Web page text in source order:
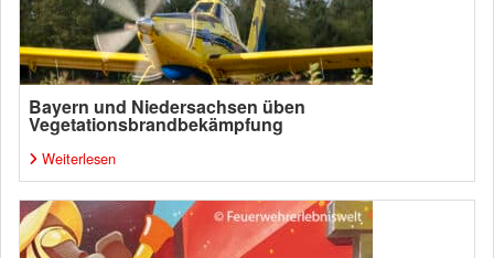
Bayern und Niedersachsen üben
Vegetationsbrandbekämpfung
Weiterlesen